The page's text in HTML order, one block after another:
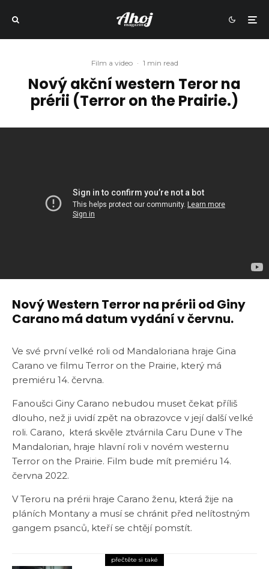
Film a video · 1 min read
Nový akční western Teror na
prérii (Terror on the Prairie.)
Nový Western Terror na prérii od Giny
Carano má datum vydání v červnu.
Ve své první velké roli od Mandaloriana hraje Gina
Carano ve filmu Terror on the Prairie, který má
premiéru 14. června.
Fanoušci Giny Carano nebudou muset čekat příliš
dlouho, než ji uvidí zpět na obrazovce v její další velké
roli. Carano, která skvěle ztvárnila Caru Dune v The
Mandalorian, hraje hlavní roli v novém westernu
Terror on the Prairie. Film bude mít premiéru 14.
června 2022.
V Teroru na prérii hraje Carano ženu, která žije na
pláních Montany a musí se chránit před nelítostným
gangem psanců, kteří se chtějí pomstít.
přečtěte si také